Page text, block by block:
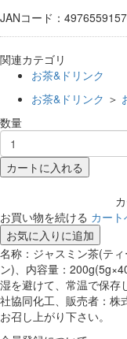
JANコード：
関連カテゴリ
お茶&ドリンク
お茶&ドリンク ＞
数量
カートに入れる
お買い物を続ける カー
お気に入りに追加
名称：ジャスミン茶(テ
ン)、内容量：
湿を避けて、常温で保存
社協同化工、販売者：株
お召し上がり下さい。